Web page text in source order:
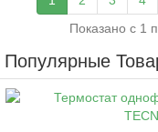
Показано с 1
Популярные